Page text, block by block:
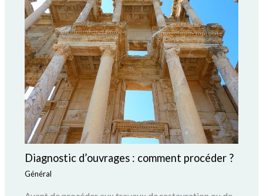
Diagnostic d’ouvrages : comment procéder ?
Général